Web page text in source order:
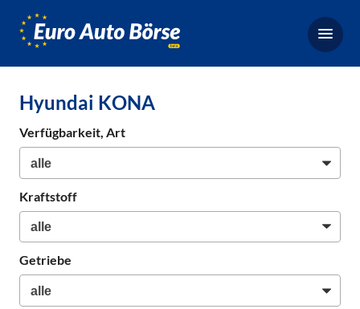
Börse,
Neuwagen
Hyundai KONA
Verfügbarkeit, Art
Kraftstoff
Getriebe